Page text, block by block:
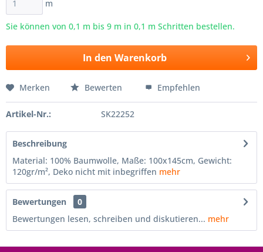
m
Sie können von 0,1 m bis 9 m in 0,1 m Schritten bestellen.
In den Warenkorb
Merken Bewerten Empfehlen
Artikel-Nr.: SK22252
Beschreibung
Material: 100% Baumwolle, Maße: 100x145cm, Gewicht:
120gr/m², Deko nicht mit inbegriffen mehr
Bewertungen
0
Bewertungen lesen, schreiben und diskutieren... mehr